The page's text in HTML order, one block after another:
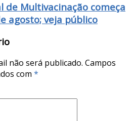
de Multivacinação começa
agosto; veja público
não será publicado. Campos
com *